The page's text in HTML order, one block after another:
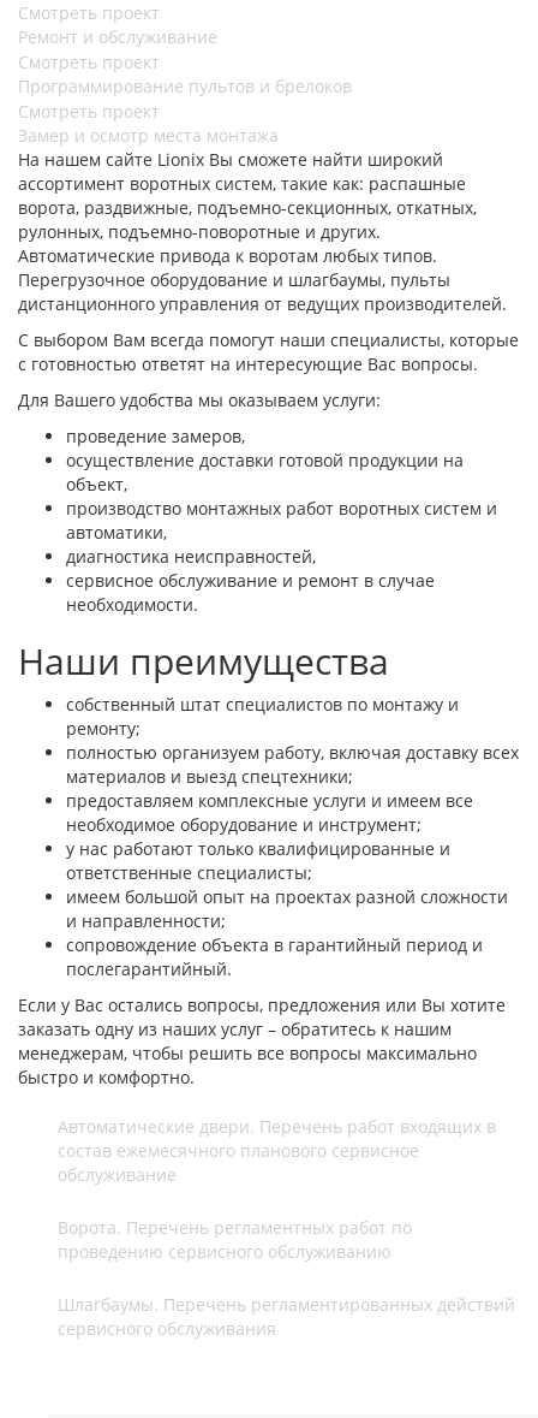
Смотреть проект
Ремонт и обслуживание
Смотреть проект
Программирование пультов и брелоков
Смотреть проект
Замер и осмотр места монтажа
На нашем сайте Lionix Вы сможете найти широкий
ассортимент воротных систем, такие как: распашные
ворота, раздвижные, подъемно-секционных, откатных,
рулонных, подъемно-поворотные и других.
Автоматические привода к воротам любых типов.
Перегрузочное оборудование и шлагбаумы, пульты
дистанционного управления от ведущих производителей.
С выбором Вам всегда помогут наши специалисты, которые
с готовностью ответят на интересующие Вас вопросы.
Для Вашего удобства мы оказываем услуги:
проведение замеров,
осуществление доставки готовой продукции на
объект,
производство монтажных работ воротных систем и
автоматики,
диагностика неисправностей,
сервисное обслуживание и ремонт в случае
необходимости.
Наши преимущества
собственный штат специалистов по монтажу и
ремонту;
полностью организуем работу, включая доставку всех
материалов и выезд спецтехники;
предоставляем комплексные услуги и имеем все
необходимое оборудование и инструмент;
у нас работают только квалифицированные и
ответственные специалисты;
имеем большой опыт на проектах разной сложности
и направленности;
сопровождение объекта в гарантийный период и
послегарантийный.
Если у Вас остались вопросы, предложения или Вы хотите
заказать одну из наших услуг – обратитесь к нашим
менеджерам, чтобы решить все вопросы максимально
быстро и комфортно.
Автоматические двери. Перечень работ входящих в
состав ежемесячного планового сервисное
обслуживание
Ворота. Перечень регламентных работ по
проведению сервисного обслуживанию
Шлагбаумы. Перечень регламентированных действий
сервисного обслуживания